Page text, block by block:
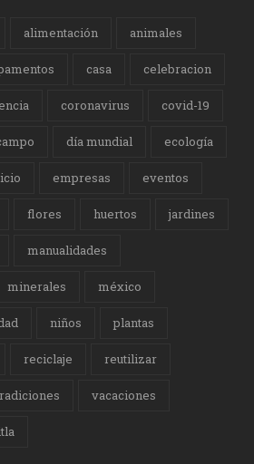
alimentación animales
casa celebracion
coronavirus covid-19
día mundial ecología
empresas eventos
flores huertos jardines
manualidades
minerales méxico
niños plantas
reciclaje reutilizar
vacaciones